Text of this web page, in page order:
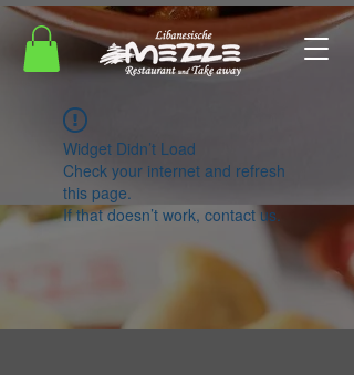
Widget Didn’t Load
Check your internet and refresh
this page.
If that doesn’t work, contact us.